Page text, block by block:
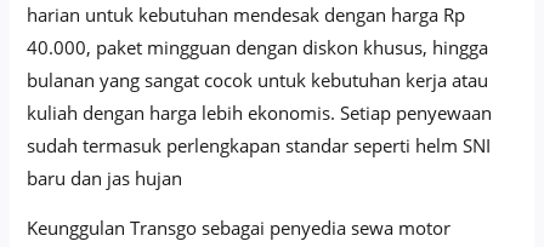
harian untuk kebutuhan mendesak dengan harga Rp
40.000, paket mingguan dengan diskon khusus, hingga
bulanan yang sangat cocok untuk kebutuhan kerja atau
kuliah dengan harga lebih ekonomis. Setiap penyewaan
sudah termasuk perlengkapan standar seperti helm SNI
baru dan jas hujan
Keunggulan Transgo sebagai penyedia sewa motor